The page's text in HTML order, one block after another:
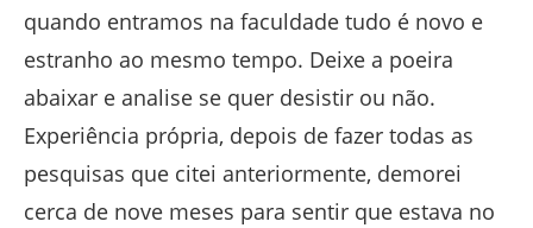
quando entramos na faculdade tudo é novo e
estranho ao mesmo tempo. Deixe a poeira
abaixar e analise se quer desistir ou não.
Experiência própria, depois de fazer todas as
pesquisas que citei anteriormente, demorei
cerca de nove meses para sentir que estava no